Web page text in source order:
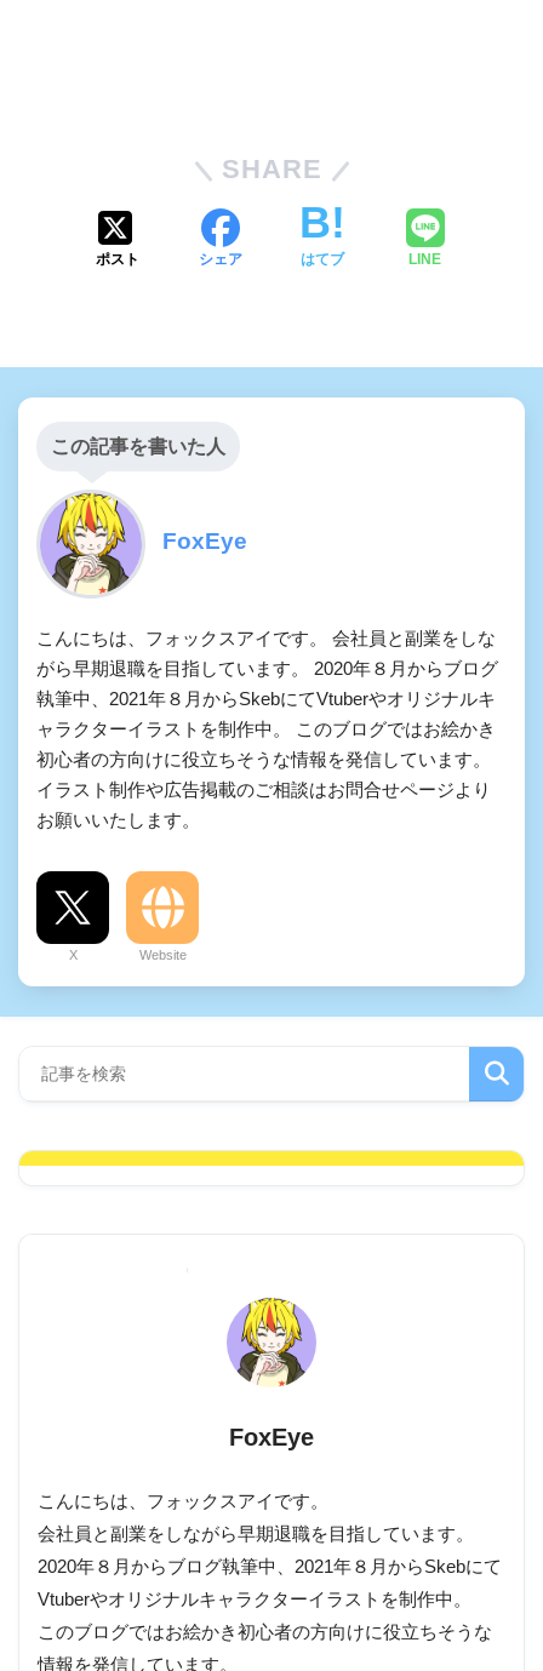
SHARE
ポスト シェア はてブ LINE
この記事を書いた人
FoxEye
こんにちは、フォックスアイです。 会社員と副業をしな
がら早期退職を目指しています。 2020年８月からブログ
執筆中、2021年８月からSkebにてVtuberやオリジナルキ
ャラクターイラストを制作中。 このブログではお絵かき
初心者の方向けに役立ちそうな情報を発信しています。
イラスト制作や広告掲載のご相談はお問合せページより
お願いいたします。
X Website
FoxEye
こんにちは、フォックスアイです。
会社員と副業をしながら早期退職を目指しています。
2020年８月からブログ執筆中、2021年８月からSkebにて
Vtuberやオリジナルキャラクターイラストを制作中。
このブログではお絵かき初心者の方向けに役立ちそうな
情報を発信しています。